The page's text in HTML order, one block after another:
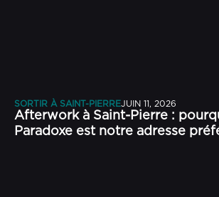
SORTIR À SAINT-PIERREJUIN 11, 2026
Afterwork à Saint-Pierre :
Paradoxe est notre adresse